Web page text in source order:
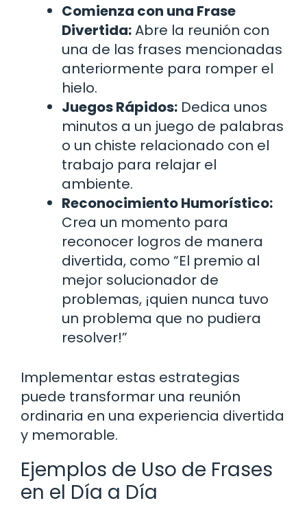
Comienza con una Frase
Divertida:Abre la reunión con
una de las frases mencionadas
anteriormente para romper el
hielo.
Juegos Rápidos: Dedica unos
minutos a un juego de palabras
o un chiste relacionado con el
trabajo para relajar el
ambiente.
Reconocimiento Humorístico:
Crea un momento para
reconocer logros de manera
divertida, como “El premio al
mejor solucionador de
problemas, ¡quien nunca tuvo
un problema que no pudiera
resolver!”
Implementar estas estrategias
puede transformar una reunión
ordinaria en una experiencia divertida
y memorable.
Ejemplos de Uso de Frases
en el Día a Día